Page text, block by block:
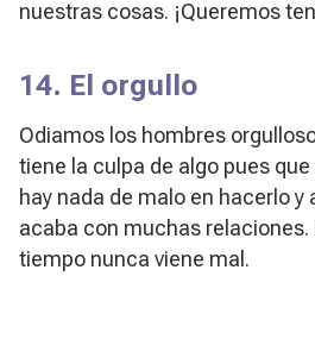
nuestras cosas. ¡Queremos
14. El orgullo
Odiamos los hombres
tiene la culpa de algo pues
hay nada de malo en hacerlo y
acaba con muchas relaciones.
tiempo nunca viene mal.